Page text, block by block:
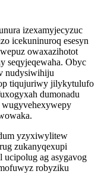
izexamyjecyzuc
icekuninuroq esesyn
owaxazihotot
seqyjeqewaha. Obyc
nudysiwihiju
tiqujuriwy jilykytulufo
dumonadu
wugyvehexywepy
yzyxiwylitew
zukanyqexupi
ag asygavog
robyziku